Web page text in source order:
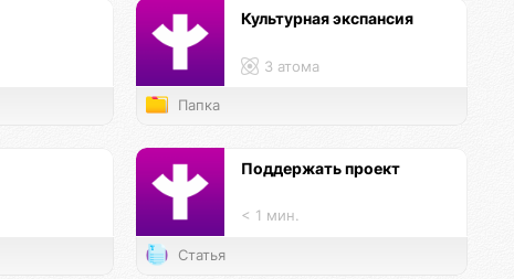
Культурная экспансия
3 атома
Папка
Поддержать проект
< 1 мин.
Статья